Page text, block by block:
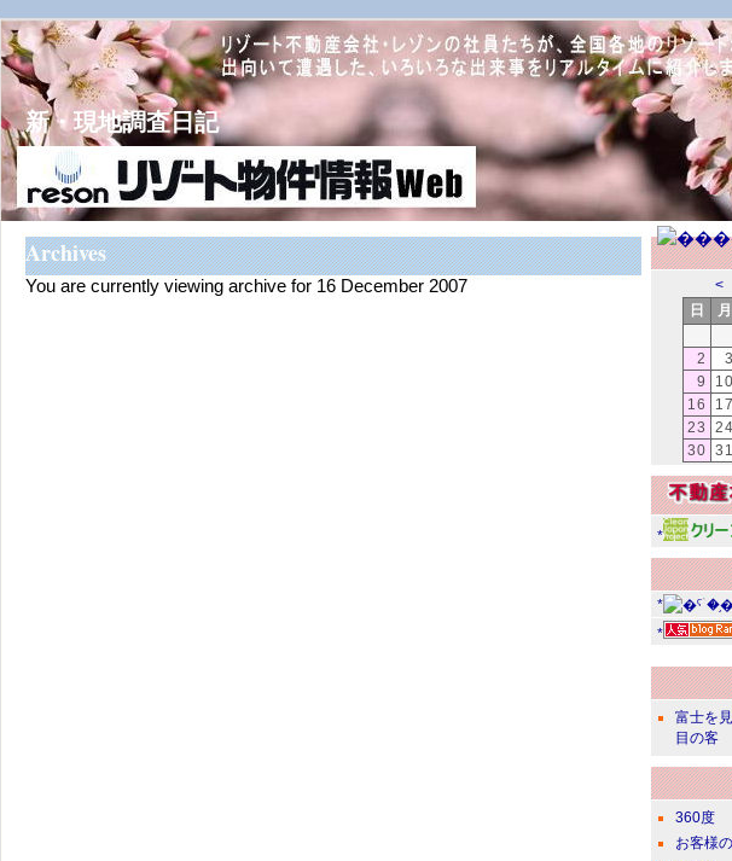
新・現地調査日記
Archives
You are currently viewing archive for 16 December 2007 <
日
月
2
3
9
10
16
17
23
24
30 31
*
*
*
富士を
目の客
360度
お客様